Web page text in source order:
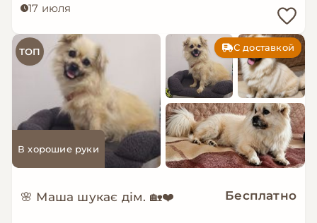
17 июля
ТОП С доставкой
В хорошие руки
🌸 Маша шукає дім. 🏡❤️ Бесплатно